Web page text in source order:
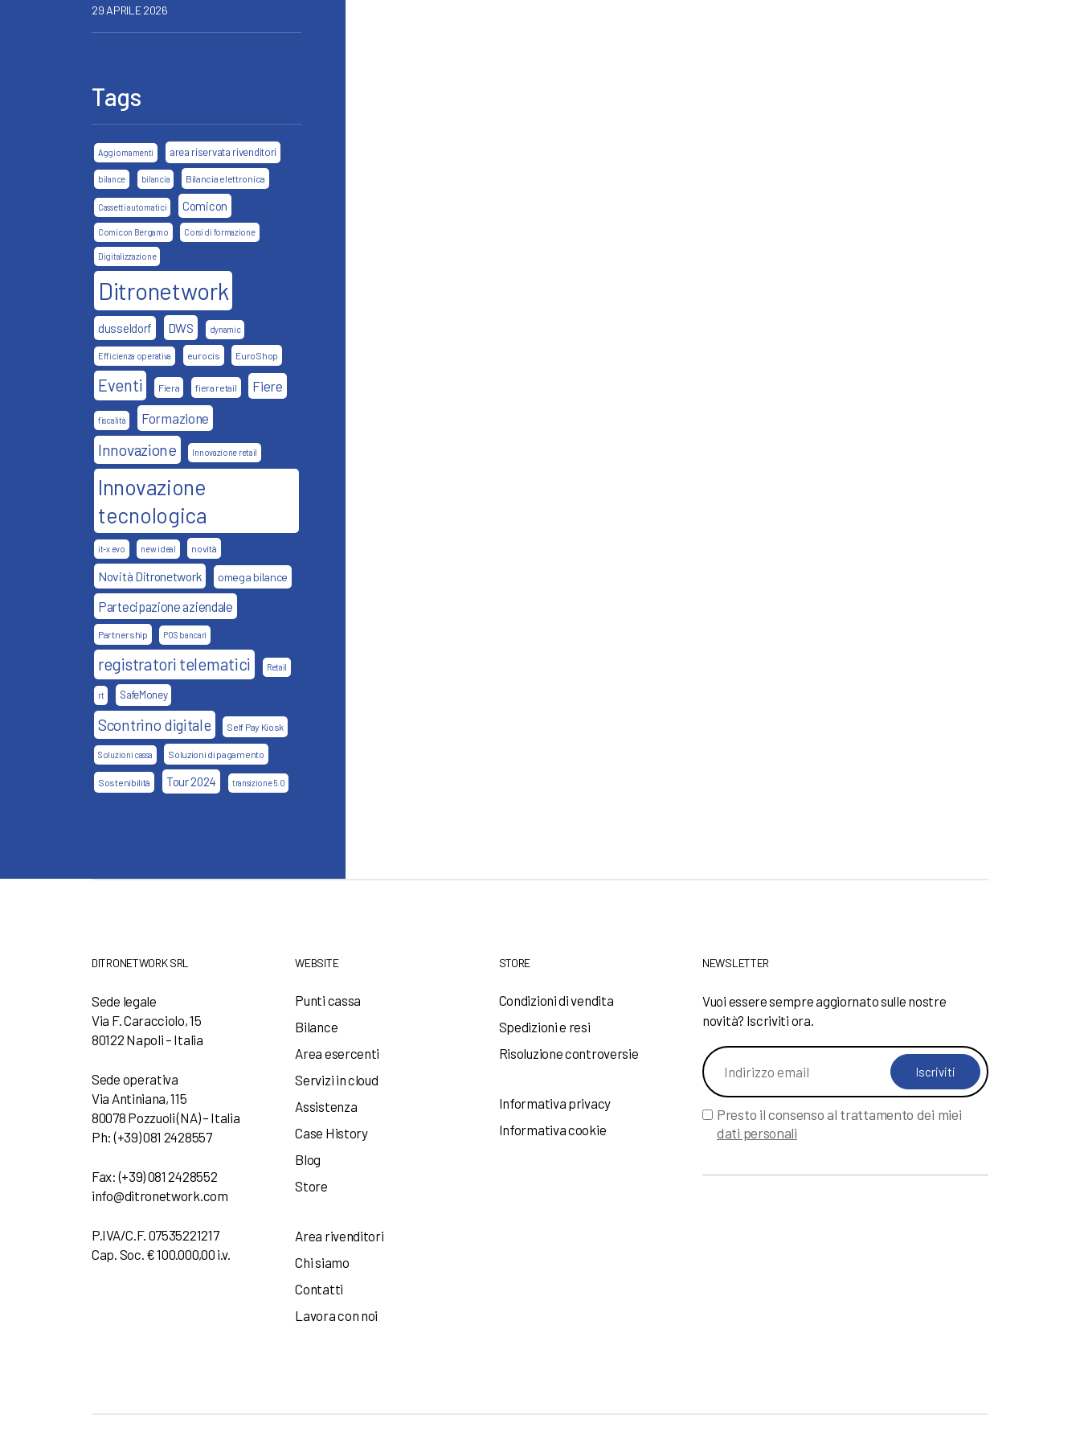
29 APRILE 2026
Tags
Aggiornamenti area riservata rivenditori
bilance bilancia Bilancia elettronica
Cassetti automatici Comicon
Comicon Bergamo Corsi di formazione
Digitalizzazione
Ditronetwork
dusseldorf DWS dynamic
Efficienza operativa eurocis EuroShop
Eventi Fiera fiera retail Fiere
fiscalità Formazione
Innovazione Innovazione retail
Innovazione
tecnologica
it-x evo new ideal novità
Novità Ditronetwork omega bilance
Partecipazione aziendale
Partnership POS bancari
registratori telematici Retail
rt SafeMoney
Scontrino digitale Self Pay Kiosk
Soluzioni cassa Soluzioni di pagamento
Sostenibilità Tour 2024 transizione 5.0
DITRONETWORK SRL
Sede legale
Via F. Caracciolo, 15
80122 Napoli – Italia
Sede operativa
Via Antiniana, 115
80078 Pozzuoli (NA) – Italia
Ph: (+39) 081 2428557
Fax: (+39) 081 2428552
info@ditronetwork.com
P.IVA/C.F. 07535221217
Cap. Soc. € 100.000,00 i.v.
WEBSITE
Punti cassa
Bilance
Area esercenti
Servizi in cloud
Assistenza
Case History
Blog
Store
Area rivenditori
Chi siamo
Contatti
Lavora con noi
STORE
Condizioni di vendita
Spedizioni e resi
Risoluzione controversie
Informativa privacy
Informativa cookie
NEWSLETTER
Vuoi essere sempre aggiornato sulle nostre
novità? Iscriviti ora.
Iscriviti
Presto il consenso al trattamento dei miei
dati personali